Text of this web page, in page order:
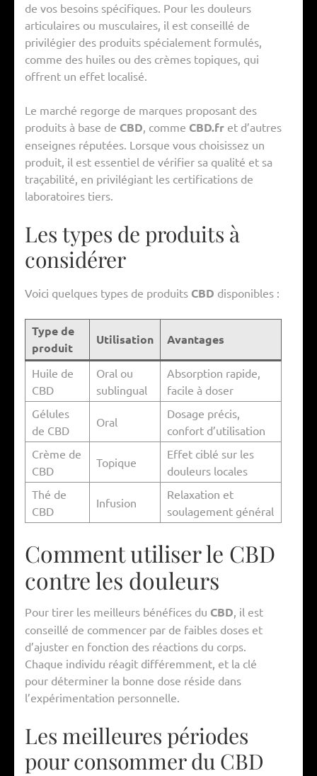
de vos besoins spécifiques. Pour les douleurs
articulaires ou musculaires, il est conseillé de
privilégier des produits spécialement formulés,
comme des huiles ou des crèmes topiques, qui
offrent un effet localisé.
Le marché regorge de marques proposant des
produits à base de CBD , comme CBD.fr et d’autres
enseignes réputées. Lorsque vous choisissez un
produit, il est essentiel de vérifier sa qualité et sa
traçabilité, en privilégiant les certifications de
laboratoires tiers.
Les types de produits à
considérer
Voici quelques types de produits CBD disponibles :
Type de
produit
Utilisation Avantages
Huile de
CBD
Oral ou
sublingual
Absorption rapide,
facile à doser
Gélules
de CBD
Oral
Dosage précis,
confort d’utilisation
Crème de
CBD
Topique
Effet ciblé sur les
douleurs locales
Thé de
CBD
Infusion
Relaxation et
soulagement général
Comment utiliser le CBD
contre les douleurs
Pour tirer les meilleurs bénéfices du CBD , il est
conseillé de commencer par de faibles doses et
d’ajuster en fonction des réactions du corps.
Chaque individu réagit différemment, et la clé
pour déterminer la bonne dose réside dans
l’expérimentation personnelle.
Les meilleures périodes
pour consommer du CBD